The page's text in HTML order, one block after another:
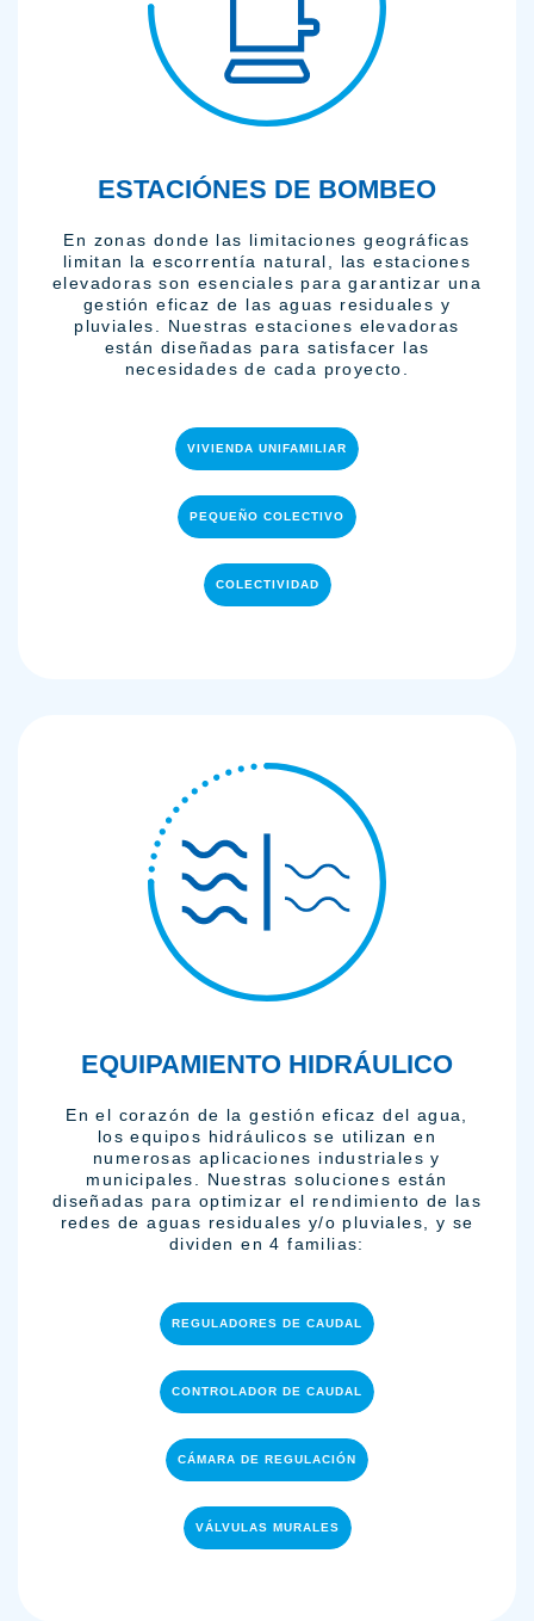
ESTACIÓNES DE BOMBEO
En zonas donde las limitaciones geográficas
limitan la escorrentía natural, las estaciones
elevadoras son esenciales para garantizar una
gestión eficaz de las aguas residuales y
pluviales. Nuestras estaciones elevadoras
están diseñadas para satisfacer las
necesidades de cada proyecto.
VIVIENDA UNIFAMILIAR
PEQUEÑO COLECTIVO
COLECTIVIDAD
EQUIPAMIENTO HIDRÁULICO
En el corazón de la gestión eficaz del agua,
los equipos hidráulicos se utilizan en
numerosas aplicaciones industriales y
municipales. Nuestras soluciones están
diseñadas para optimizar el rendimiento de las
redes de aguas residuales y/o pluviales, y se
dividen en 4 familias:
REGULADORES DE CAUDAL
CONTROLADOR DE CAUDAL
CÁMARA DE REGULACIÓN
VÁLVULAS MURALES